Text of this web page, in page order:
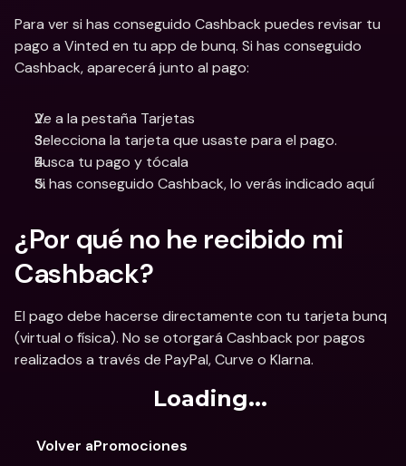
Para ver si has conseguido Cashback puedes revisar tu
pago a Vinted en tu app de bunq. Si has conseguido
Cashback, aparecerá junto al pago:
Ve a la pestaña Tarjetas
Selecciona la tarjeta que usaste para el pago.
Busca tu pago y tócala
Si has conseguido Cashback, lo verás indicado aquí
¿Por qué no he recibido mi
Cashback?
El pago debe hacerse directamente con tu tarjeta bunq
(virtual o física). No se otorgará Cashback por pagos
realizados a través de PayPal, Curve o Klarna.
Loading...
Volver aPromociones